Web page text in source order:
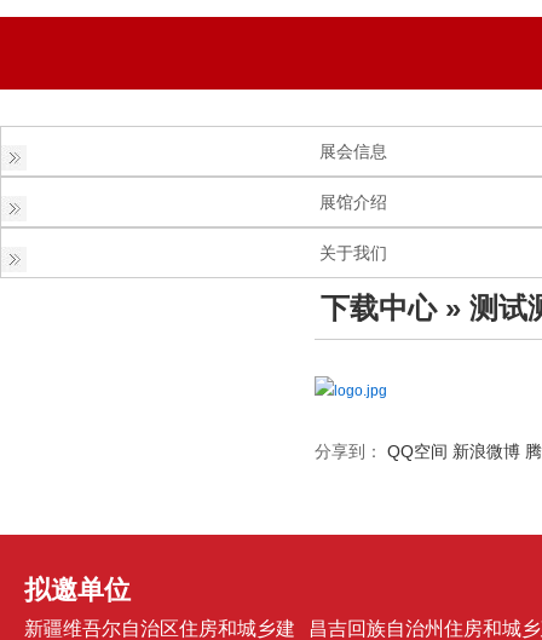
展会信息
展馆介绍
关于我们
下载中心» 测试
logo.jpg
分享到： QQ空间 新浪微博
拟邀单位
新疆维吾尔自治区住房和城乡建
昌吉回族自治州住房和城